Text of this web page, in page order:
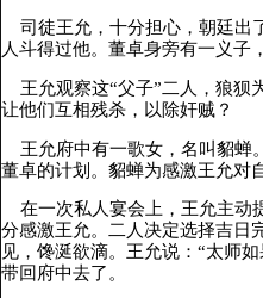
司徒王允，十分担心，朝廷出
人斗得过他。董卓身旁有一义子
王允观察这“父子”二人，狼狈
让他们互相残杀，以除奸贼？
王允府中有一歌女，名叫貂蝉
董卓的计划。貂蝉为感激王允对
在一次私人宴会上，王允主动
分感激王允。二人决定选择吉日
见，馋涎欲滴。王允说：“太师
带回府中去了。